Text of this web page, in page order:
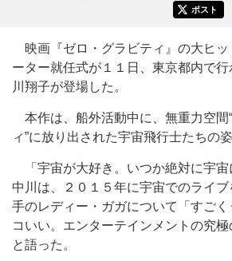
ポスト
映画『ゼロ・グラビティ』の大ヒッ
ーター就任式が１１日、東京都内で
川翔子が登場した。
本作は、船外活動中に、無重力空間
ィ”に放り出された宇宙飛行士たちの
「宇宙が大好き。いつか絶対に宇宙
中川は、２０１５年に宇宙でのライ
手のレディー・ガガについて「すご
コいい。エンターテインメントの究極
と語った。